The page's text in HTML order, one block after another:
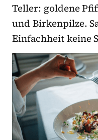
Teller: goldene
und Birkenpilze.
Einfachheit keine